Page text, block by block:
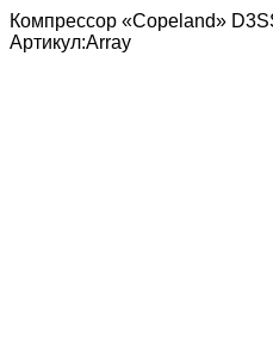
Компрессор «Copeland»
Артикул:Array